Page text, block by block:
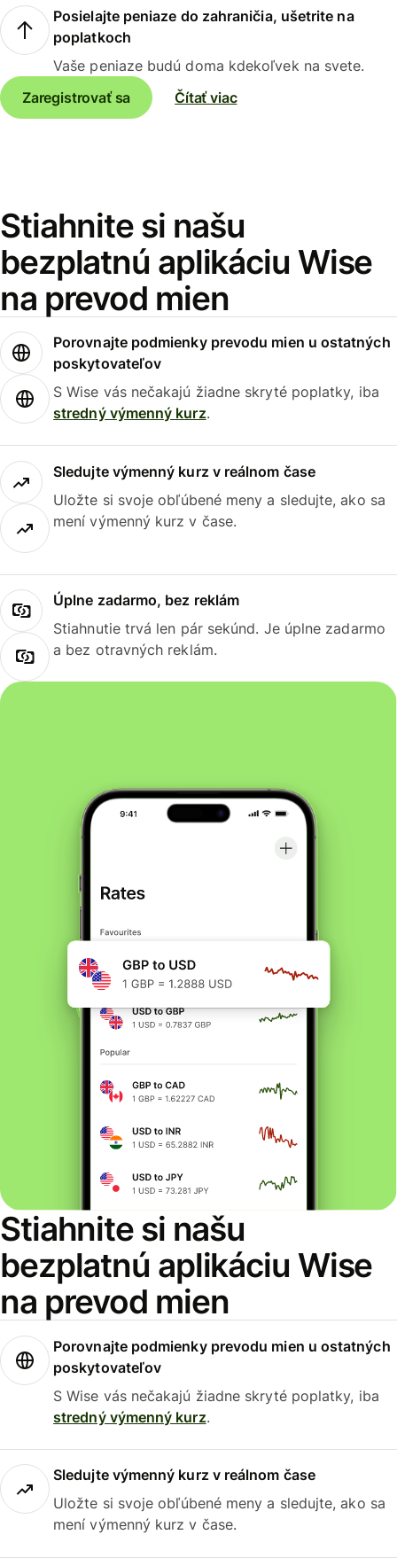
Posielajte peniaze do zahraničia, ušetrite na
poplatkoch
Vaše peniaze budú doma kdekoľvek na svete.
Zaregistrovať sa
Čítať viac
Stiahnite si našu
bezplatnú aplikáciu Wise
na prevod mien
Porovnajte podmienky prevodu mien u ostatných
poskytovateľov
S Wise vás nečakajú žiadne skryté poplatky, iba
stredný výmenný kurz.
Sledujte výmenný kurz v reálnom čase
Uložte si svoje obľúbené meny a sledujte, ako sa
mení výmenný kurz v čase.
Úplne zadarmo, bez reklám
Stiahnutie trvá len pár sekúnd. Je úplne zadarmo
a bez otravných reklám.
Stiahnite si našu
bezplatnú aplikáciu Wise
na prevod mien
Porovnajte podmienky prevodu mien u ostatných
poskytovateľov
S Wise vás nečakajú žiadne skryté poplatky, iba
stredný výmenný kurz.
Sledujte výmenný kurz v reálnom čase
Uložte si svoje obľúbené meny a sledujte, ako sa
mení výmenný kurz v čase.